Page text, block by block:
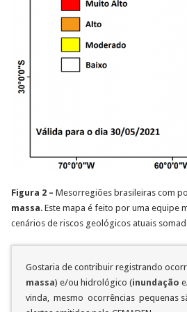
Figura 2 – Mesorregiões brasileiras com
massa. Este mapa é feito por uma equipe
cenários de riscos geológicos atuais
Gostaria de contribuir registrando
massa) e/ou hidrológico (inundação
vinda, mesmo ocorrências pequenas